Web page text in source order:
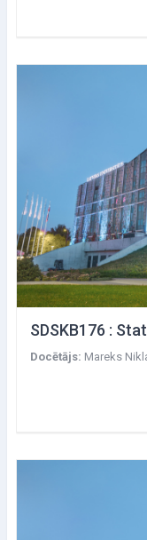
Docētājs: Mareks